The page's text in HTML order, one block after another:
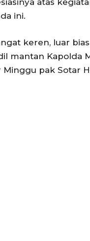
atas
ini.
keren, luar
mantan Kapolda
pak Sotar